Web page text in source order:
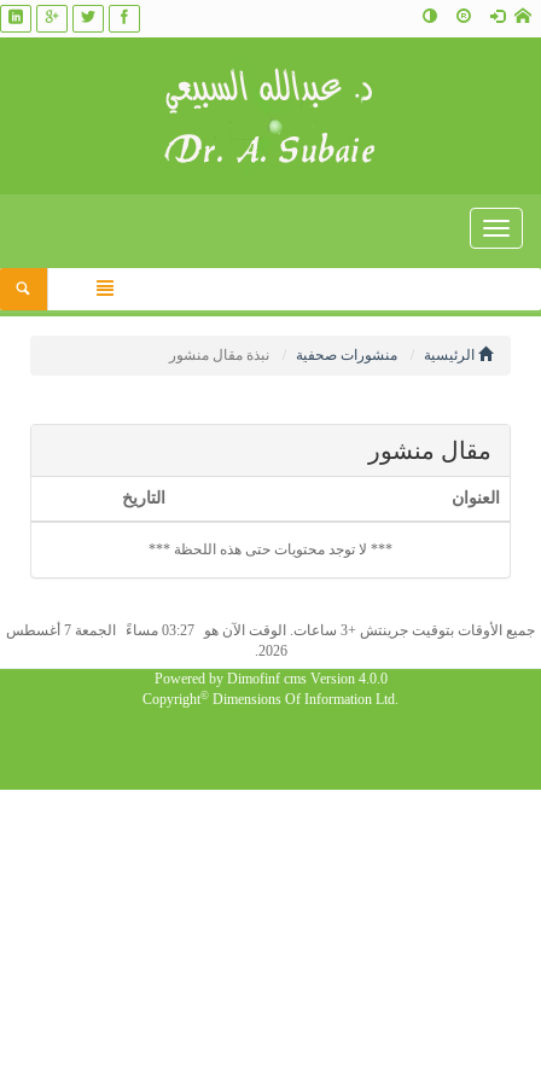
Toggle
navigation
الرئيسية منشورات صحفية نبذة مقال منشور
مقال منشور
العنوان التاريخ
*** لا توجد محتويات حتى هذه اللحظة ***
جميع الأوقات بتوقيت جرينتش +3 ساعات. الوقت الآن هو 03:27 مساءً
الجمعة 7 أغسطس
2026.
Powered by Dimofinf cmsVersion 4.0.0
Copyright© Dimensions Of Information Ltd.